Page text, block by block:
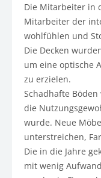
Die Mitarbeiter in
Mitarbeiter der
wohlfühlen und
Die Decken
um eine optische
zu erzielen.
Schadhafte
die
wurde. Neue
unterstreichen,
Die in die Jahre
mit wenig